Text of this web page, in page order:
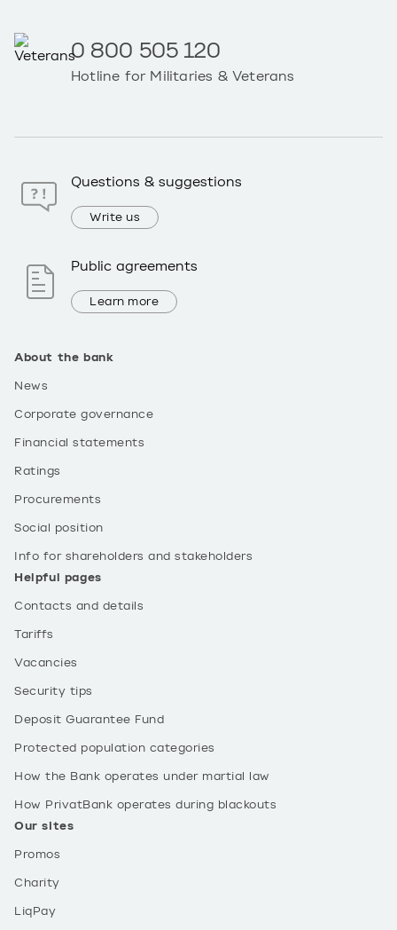
About the bank
News
Corporate governance
Financial statements
Ratings
Procurements
Social position
Info for shareholders and stakeholders
Helpful pages
Contacts and details
Tariffs
Vacancies
Security tips
Deposit Guarantee Fund
Protected population categories
How the Bank operates under martial law
How PrivatBank operates during blackouts
Our sites
Promos
Charity
LiqPay
0 800 505 120
Hotline for Militaries & Veterans
Questions & suggestions
Write us
Public agreements
Learn more